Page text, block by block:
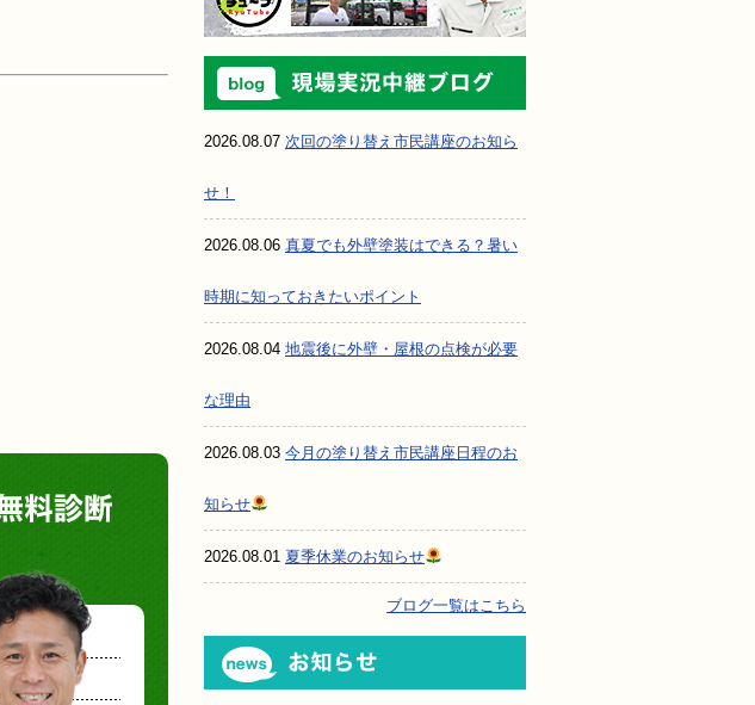
2026.08.07 次回の塗り替え市民講座のお知ら
せ！
2026.08.06 真夏でも外壁塗装はできる？暑い
時期に知っておきたいポイント
2026.08.04 地震後に外壁・屋根の点検が必要
な理由
2026.08.03 今月の塗り替え市民講座日程のお
知らせ
2026.08.01 夏季休業のお知らせ
ブログ一覧はこちら
塗装や防水・雨漏り補修のご相談・ご質問・無
相見積もりで検討するけど、いいですか？